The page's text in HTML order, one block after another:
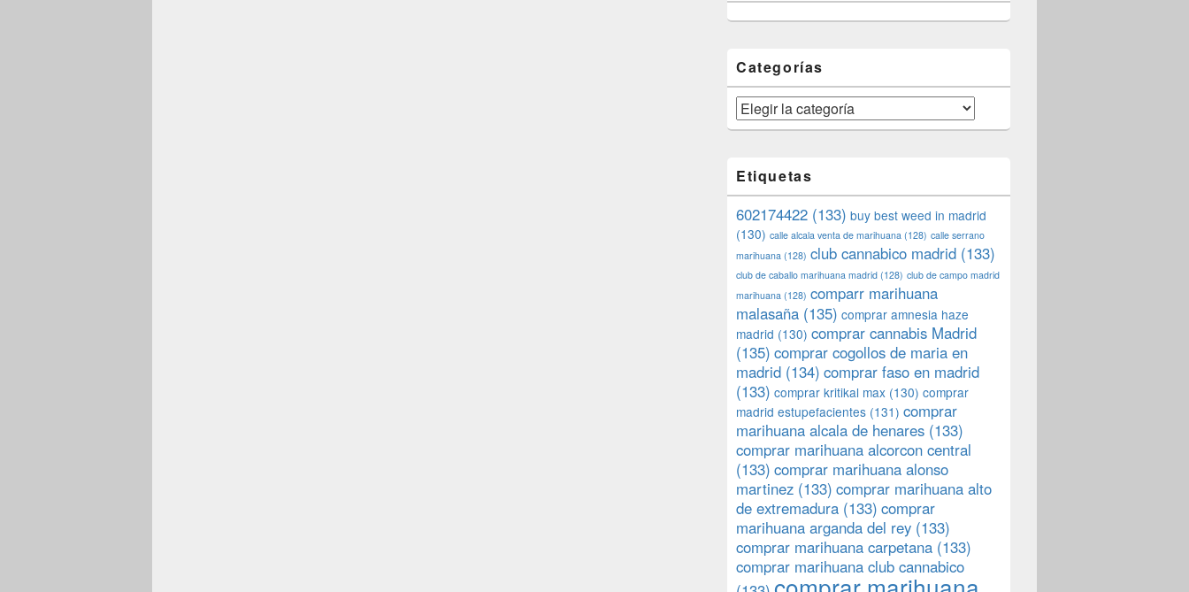
Categorías
Categorías
Etiquetas
602174422 (133) buy best weed in madrid
(130) calle alcala venta de marihuana (128) calle serrano
marihuana (128) club cannabico madrid (133)
club de caballo marihuana madrid (128) club de campo madrid
marihuana (128) comparr marihuana
malasaña (135) comprar amnesia haze
madrid (130) comprar cannabis Madrid
(135) comprar cogollos de maria en
madrid (134) comprar faso en madrid
(133) comprar kritikal max (130) comprar
madrid estupefacientes (131) comprar
marihuana alcala de henares (133)
comprar marihuana alcorcon central
(133) comprar marihuana alonso
martinez (133) comprar marihuana alto
de extremadura (133) comprar
marihuana arganda del rey (133)
comprar marihuana carpetana (133)
comprar marihuana club cannabico